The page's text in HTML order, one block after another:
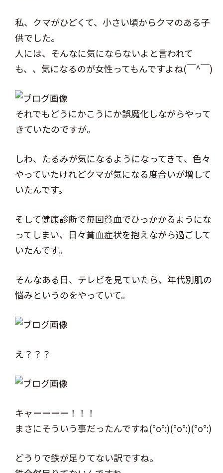
私、クマがひどくて、小さい頃からクマのある子
供でした。
人には、そんなに気にならないよと言われて
も、、気になるのが女性ってもんですよね(￣^￣)
それでもどうにかこうにか誤魔化しながらやって
きていたのですが。
しわ、たるみが気になるようになってきて、色々
やっていたけれどクマが気になる度合いが増して
いたんです。
そして健康診断で毎回貧血でひっかかるようにな
ってしまい、日々貧血症状を抱えながら過ごして
いたんです。
そんなある日、テレビを見ていたら、年代別肌の
悩みというのをやっていて。
え？？？
キャーーーー！！！
まさにそういう事だったんですね(°o°:)(°o°:)(°o°:)
どうりで鉄が足りてない訳ですね。